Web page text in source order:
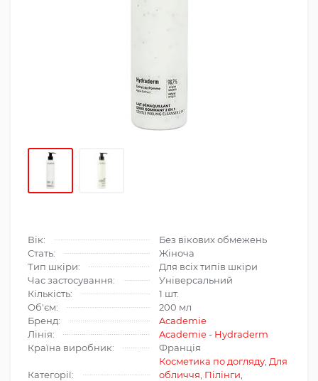
Вік:
Без вікових обмежень
Стать:
Жіноча
Тип шкіри:
Для всіх типів шкіри
Час застосування:
Універсальний
Кількість:
1 шт.
Об'єм:
200 мл
Бренд:
Academie
Лінія:
Academie - Hydraderm
Країна виробник:
Франція
Категорії:
Косметика по догляду Для
обличчя Пілінги